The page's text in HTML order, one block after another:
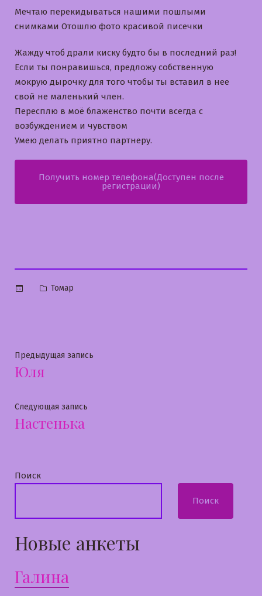
Мечтаю перекидываться нашими пошлыми
снимками Отошлю фото красивой писечки
Жажду чтоб драли киску будто бы в последний раз!
Если ты понравишься, предложу собственную
мокрую дырочку для того чтобы ты вставил в нее
свой не маленький член.
Пересплю в моё блаженство почти всегда с
возбуждением и чувством
Умею делать приятно партнеру.
Получить номер телефона(Доступен после
регистрации)
Опубликовано
Томар
Навигация
по
записям
Предыдущая запись
Юля
Следующая запись
Настенька
Поиск
Поиск
Новые анкеты
Галина